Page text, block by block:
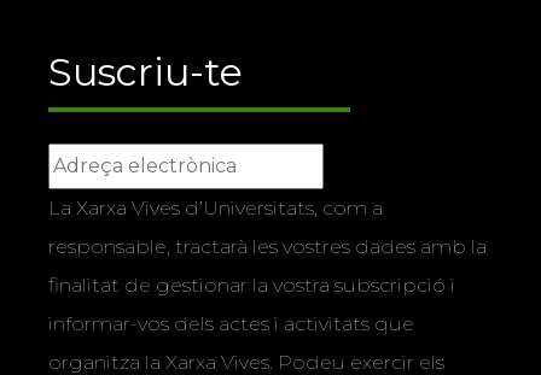
Suscriu-te
La Xarxa Vives d’Universitats, com a
responsable, tractarà les vostres dades amb la
finalitat de gestionar la vostra subscripció i
informar-vos dels actes i activitats que
organitza la Xarxa Vives. Podeu exercir els